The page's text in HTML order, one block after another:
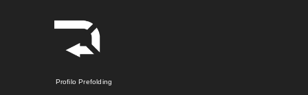
Profilo Prefolding